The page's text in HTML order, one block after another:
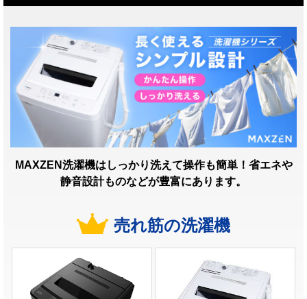
MAXZEN洗濯機はしっかり洗えて操作も簡単！省エネや
静音設計ものなどが豊富にあります。
売れ筋の洗濯機